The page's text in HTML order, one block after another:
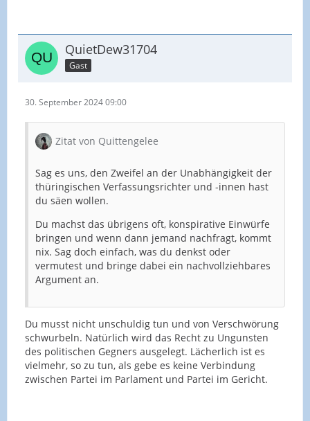
QuietDew31704
Gast
30. September 2024 09:00
Zitat von Quittengelee
Sag es uns, den Zweifel an der Unabhängigkeit der
thüringischen Verfassungsrichter und -innen hast
du säen wollen.
Du machst das übrigens oft, konspirative Einwürfe
bringen und wenn dann jemand nachfragt, kommt
nix. Sag doch einfach, was du denkst oder
vermutest und bringe dabei ein nachvollziehbares
Argument an.
Du musst nicht unschuldig tun und von Verschwörung
schwurbeln. Natürlich wird das Recht zu Ungunsten
des politischen Gegners ausgelegt. Lächerlich ist es
vielmehr, so zu tun, als gebe es keine Verbindung
zwischen Partei im Parlament und Partei im Gericht.